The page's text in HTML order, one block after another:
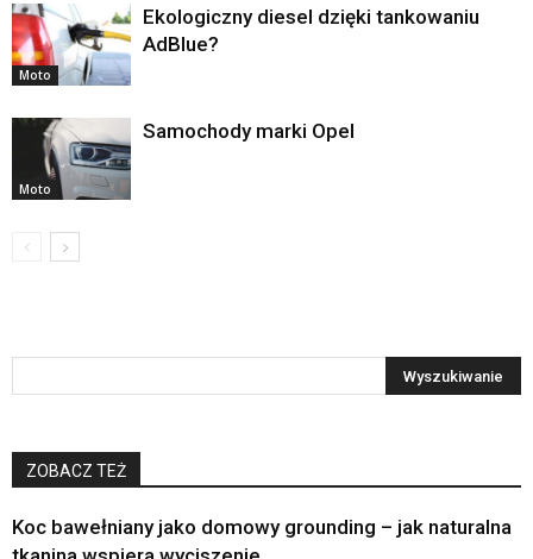
Moto
Ekologiczny diesel dzięki tankowaniu
AdBlue?
Moto
Samochody marki Opel
ZOBACZ TEŻ
Koc bawełniany jako domowy grounding – jak naturalna